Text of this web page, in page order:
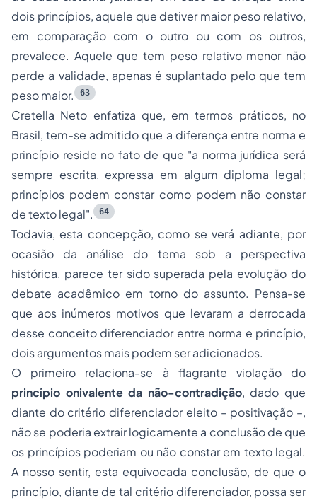
dois princípios, aquele que detiver maior peso relativo,
em comparação com o outro ou com os outros,
prevalece. Aquele que tem peso relativo menor não
perde a validade, apenas é suplantado pelo que tem
peso maior.
63
Cretella Neto enfatiza que, em termos práticos, no
Brasil, tem-se admitido que a diferença entre norma e
princípio reside no fato de que "a norma jurídica será
sempre escrita, expressa em algum diploma legal;
princípios podem constarcomo podem não constar
de texto legal". 64
Todavia, esta concepção, como se verá adiante, por
ocasião da análise do tema sob a perspectiva
histórica, parece ter sido superada pela evolução do
debate acadêmico em torno do assunto. Pensa-se
que aos inúmeros motivos que levaram a derrocada
desse conceito diferenciador entre norma e princípio,
dois argumentos mais podem ser adicionados.
O primeiro relaciona-se à flagrante violação do
princípio onivalente da não-contradição, dado que
diante do critério diferenciador eleito – positivação –,
não se poderia extrair logicamente a conclusão de que
os princípios poderiam ou não constar em texto legal.
A nosso sentir, esta equivocada conclusão, de que o
princípio, diante de tal critério diferenciador, possa ser